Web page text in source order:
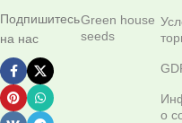
Подпишитесь
на нас
Green house
seeds
о